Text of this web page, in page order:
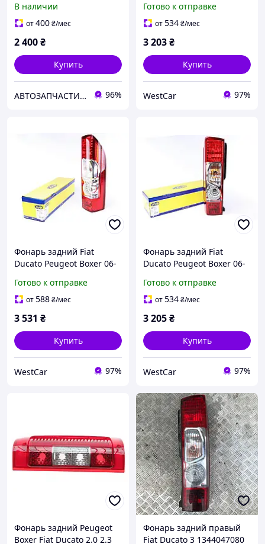
1337816080
В наличии
от400₴/мес
2 400₴
Купить
АВТОЗАПЧАСТИНИ-ВІКТОР 96%
Готово к отправке
от534₴/мес
3 203₴
Купить
WestCar 97%
Фонарь задний Fiat
Ducato Peugeot Boxer 06-
Готово к отправке
от588₴/мес
3 531 ₴
Купить
WestCar 97%
Фонарь задний Fiat
Ducato Peugeot Boxer 06-
Готово к отправке
от534₴/мес
3 205₴
Купить
WestCar 97%
Фонарь задний Peugeot
Boxer Fiat Ducato 2.0 2.3
Фонарь задний правый
Fiat Ducato 3 1344047080